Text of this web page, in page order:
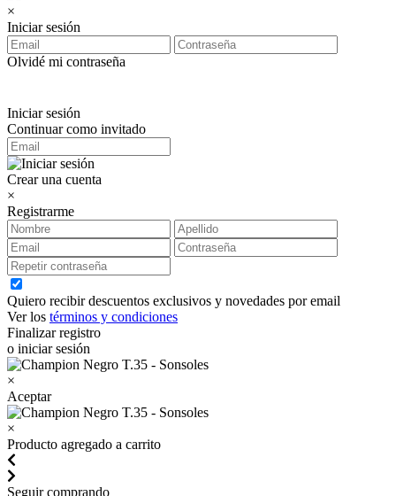
×
Iniciar sesión
Olvidé mi contraseña
Iniciar sesión
Continuar como invitado
Crear una cuenta
×
Registrarme
Quiero recibir descuentos exclusivos y novedades por email
Ver los términos y condiciones
Finalizar registro
o iniciar sesión
×
Aceptar
×
Producto agregado a carrito
Seguir comprando